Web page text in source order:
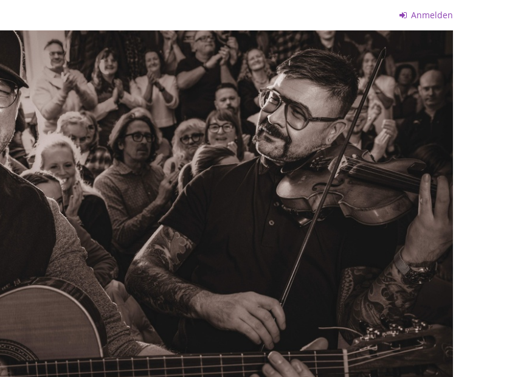
Anmelden